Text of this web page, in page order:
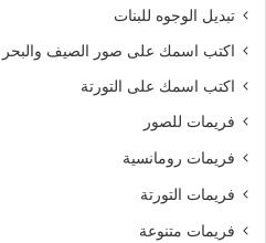
تبديل الوجوه للبنات
اكتب اسمك على صور الصيف والبحر
اكتب اسمك على التورتة
فريمات للصور
فريمات رومانسية
فريمات التورتة
فريمات متنوعة